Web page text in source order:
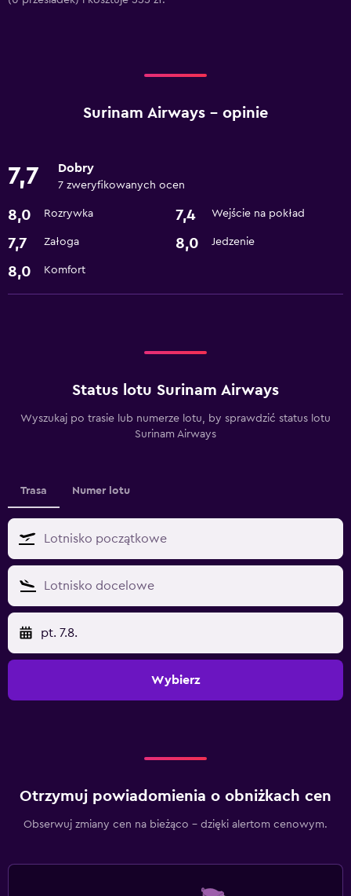
Surinam Airways – opinie
7,7 Dobry
7 zweryfikowanych ocen
8,0 Rozrywka 7,4 Wejście na pokład
7,7 Załoga 8,0 Jedzenie
8,0 Komfort
Status lotu Surinam Airways
Wyszukaj po trasie lub numerze lotu, by sprawdzić status lotu
Surinam Airways
Trasa Numer lotu
pt. 7.8.
Wybierz
Otrzymuj powiadomienia o obniżkach cen
Obserwuj zmiany cen na bieżąco – dzięki alertom cenowym.